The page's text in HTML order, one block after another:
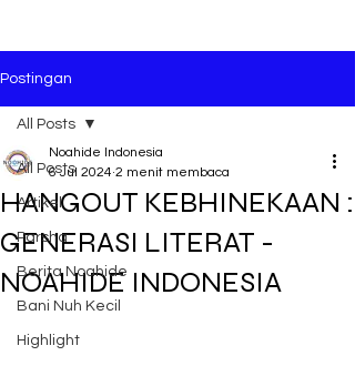
Postingan
All Posts
Artikel
Parsha
Berita Noahide
Bani Nuh Kecil
Highlight
All Posts
HANGOUT KEBHINEKAAN :
GENERASI LITERAT -
NOAHIDE INDONESIA
Noahide Indonesia
6 Jul 2024 2 menit membaca